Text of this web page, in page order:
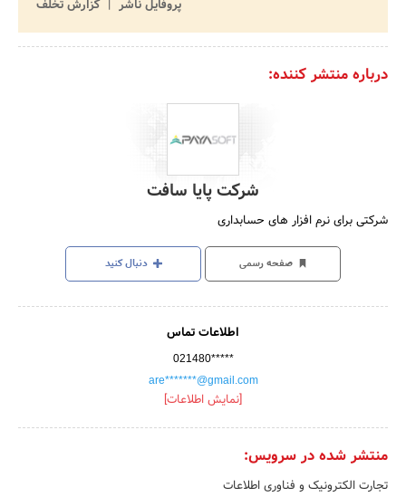
پروفایل ناشر گزارش تخلف
درباره منتشر کننده:
شرکت پایا سافت
شرکتی برای نرم افزار های حسابداری
صفحه رسمی دنبال کنید
اطلاعات تماس
021480*****
are*******@gmail.com
[نمایش اطلاعات]
منتشر شده در سرویس:
تجارت الکترونیک و فناوری اطلاعات